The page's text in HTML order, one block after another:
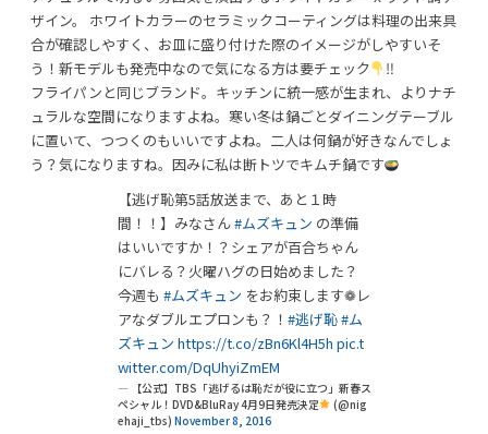
ザイン。 ホワイトカラーのセラミックコーティングは料理の出来具
合が確認しやすく、お皿に盛り付けた際のイメージがしやすいそ
う！新モデルも発売中なので気になる方は要チェック
‼
フライパンと同じブランド。キッチンに統一感が生まれ、よりナチ
ュラルな空間になりますよね。寒い冬は鍋ごとダイニングテーブル
に置いて、つつくのもいいですよね。二人は何鍋が好きなんでしょ
う？気になりますね。因みに私は断トツでキムチ鍋です
【逃げ恥第5話放送まで、あと１時
間！！】みなさん#ムズキュン の準備
はいいですか！？シェアが百合ちゃん
にバレる？火曜ハグの日始めました？
今週も #ムズキュン をお約束します❁レ
アなダブルエプロンも？！ #逃げ恥#ム
ズキュン https://t.co/zBn6Kl4H5h pic.t
witter.com/DqUhyiZmEM
— 【公式】TBS「逃げるは恥だが役に立つ」新春ス
ペシャル！DVD&BluRay 4月9日発売決定
(@nig
ehaji_tbs) November 8, 2016